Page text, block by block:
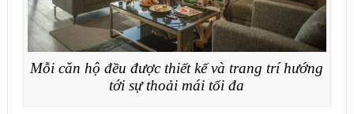
Mỗi căn hộ đều được thiết kế và trang trí hướng
tới sự thoải mái tối đa